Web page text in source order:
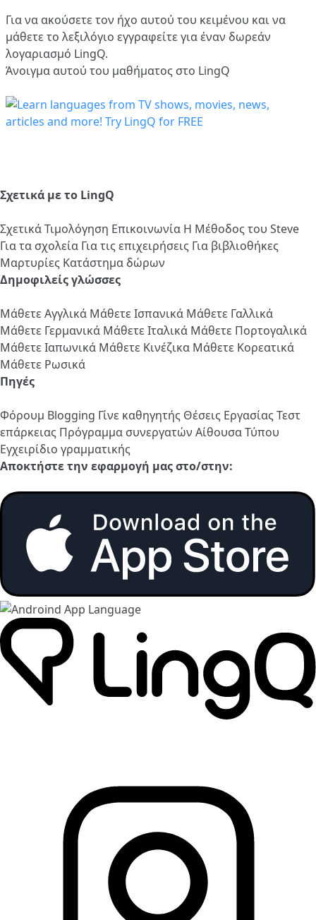
Για να ακούσετε τον ήχο αυτού του κειμένου και να
μάθετε το λεξιλόγιο εγγραφείτε για έναν δωρεάν
λογαριασμό LingQ.
Άνοιγμα αυτού του μαθήματος στο LingQ
Σχετικά με το LingQ
ΣχετικάΤιμολόγηση Επικοινωνία Η Μέθοδος του Steve
Για τα σχολεία Για τις επιχειρήσεις Για βιβλιοθήκες
Μαρτυρίες Κατάστημα δώρων
Δημοφιλείς γλώσσες
Μάθετε Αγγλικά Μάθετε Ισπανικά Μάθετε Γαλλικά
Μάθετε Γερμανικά Μάθετε Ιταλικά Μάθετε Πορτογαλικά
Μάθετε Ιαπωνικά Μάθετε Κινέζικα Μάθετε Κορεατικά
Μάθετε Ρωσικά
Πηγές
Φόρουμ Blogging Γίνε καθηγητής Θέσεις ΕργασίαςΤεστ
επάρκειας Πρόγραμμα συνεργατών Αίθουσα Τύπου
Εγχειρίδιο γραμματικής
Αποκτήστε την εφαρμογή μας στο/στην: